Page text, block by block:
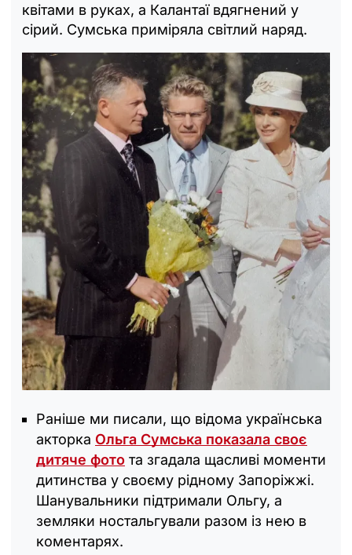
квітами в руках, а Калантаї вдягнений у
сірий. Сумська приміряла світлий наряд.
Раніше ми писали, що відома українська
акторка Ольга Сумська показала своє
дитяче фото та згадала щасливі моменти
дитинства у своєму рідному Запоріжжі.
Шанувальники підтримали Ольгу, а
земляки ностальгували разом із нею в
коментарях.